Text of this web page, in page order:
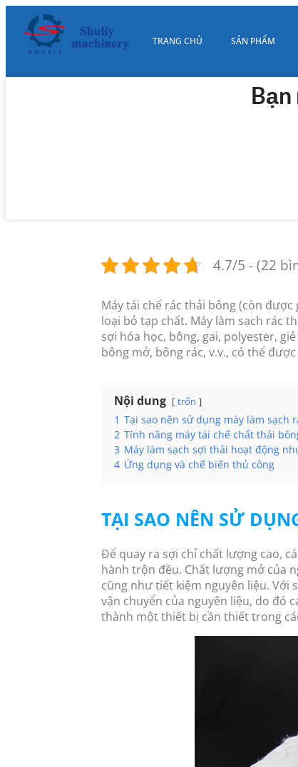
TRANG CHỦ SẢN PHẨM
Bạn
4.7/5 - (22
Máy tái chế rác thải bông (còn được
loại bỏ tạp chất. Máy làm sạch rác
sợi hóa học, bông, gai, polyester,
bông mở, bông rác, v.v., có thể
Nội dung trốn
1 Tại sao nên sử dụng máy làm sạch
2 Tính năng máy tái chế chất thải
3 Máy làm sạch sợi thải hoạt động
4 Ứng dụng và chế biến thủ công
TẠI SAO NÊN SỬ
Để quay ra sợi chỉ chất lượng cao,
hành trộn đều. Chất lượng mở của
cũng như tiết kiệm nguyên liệu. Với
vận chuyển của nguyên liệu, do đó
thành một thiết bị cần thiết trong